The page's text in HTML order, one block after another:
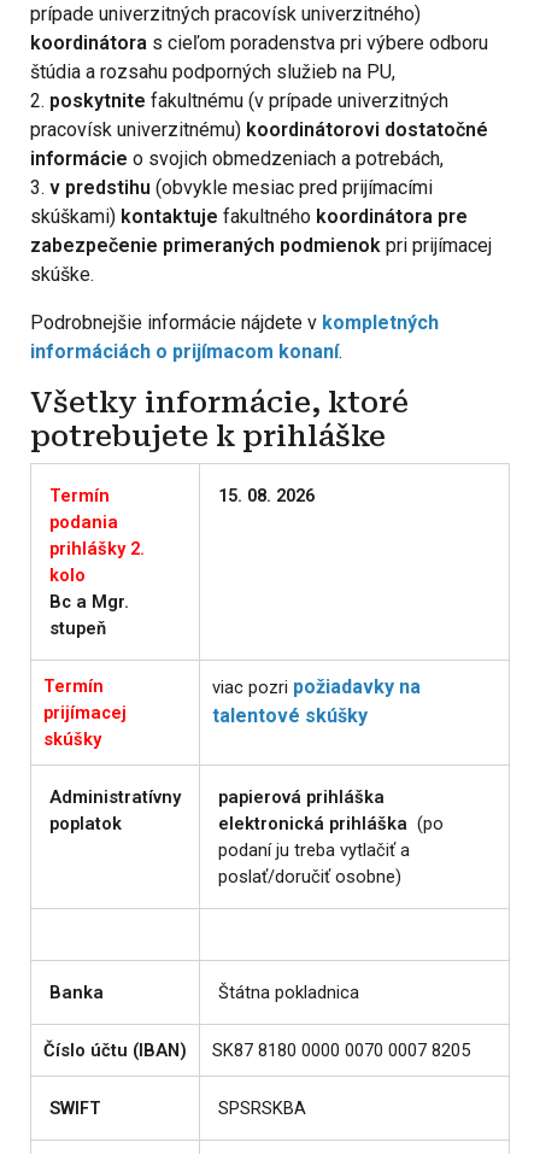
prípade univerzitných pracovísk univerzitného)
koordinátora s cieľom poradenstva pri výbere odboru
štúdia a rozsahu podporných služieb na PU,
2. poskytnite fakultnému (v prípade univerzitných
pracovísk univerzitnému) koordinátorovi dostatočné
informácie o svojich obmedzeniach a potrebách,
3. v predstihu (obvykle mesiac pred prijímacími
skúškami) kontaktuje fakultného koordinátora pre
zabezpečenie primeraných podmienok pri prijímacej
skúške.
Podrobnejšie informácie nájdete v kompletných
informáciách o prijímacom konaní.
Všetky informácie, ktoré
potrebujete k prihláške
Termín
podania
prihlášky 2.
kolo
Bc a Mgr.
stupeň
15. 08. 2026
Termín
prijímacej
skúšky
viac pozri požiadavky na
talentové skúšky
Administratívny
poplatok
papierová prihláška
elektronická prihláška (po
podaní ju treba vytlačiť a
poslať/doručiť osobne)
Banka Štátna pokladnica
Číslo účtu (IBAN) SK87 8180 0000 0070 0007 8205
SWIFT SPSRSKBA